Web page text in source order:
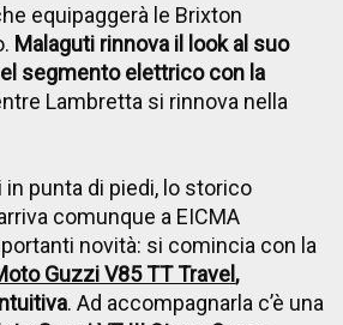
equipaggerà le Brixton
Malaguti rinnova il look al suo
segmento elettrico con la
Lambretta si rinnova nella
in punta di piedi, lo storico
comunque a EICMA
novità: si comincia con la
Guzzi V85 TT Travel,
. Ad accompagnarla c’è una